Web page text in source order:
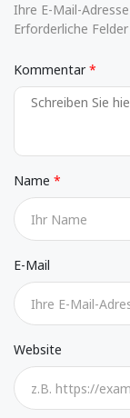
Ihre E-Mail-
Erforderliche
Kommentar
Name
E-Mail
Website